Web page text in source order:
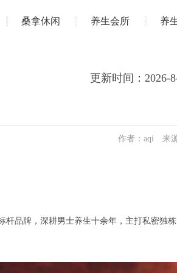
桑拿休闲 养生会所 养
更新时间：2026-
作者：aqi 来
品牌，深耕男士养生十余年，主打私密独